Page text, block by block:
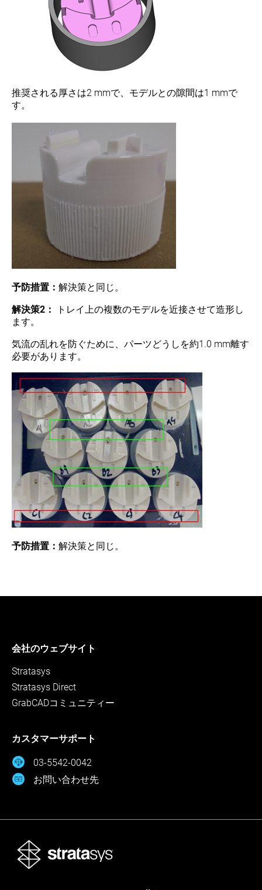
推奨される厚さは2 mmで、モデルとの隙間は1 mmで
す。
予防措置： 解決策と同じ。
解決策2：
トレイ上の複数のモデルを近接させて造形し
ます。
気流の乱れを防ぐために、パーツどうしを約1.0 mm離す
必要があります。
予防措置： 解決策と同じ。
会社のウェブサイト
Stratasys
Stratasys Direct
GrabCADコミュニティー
カスタマーサポート
03-5542-0042
お問い合わせ先